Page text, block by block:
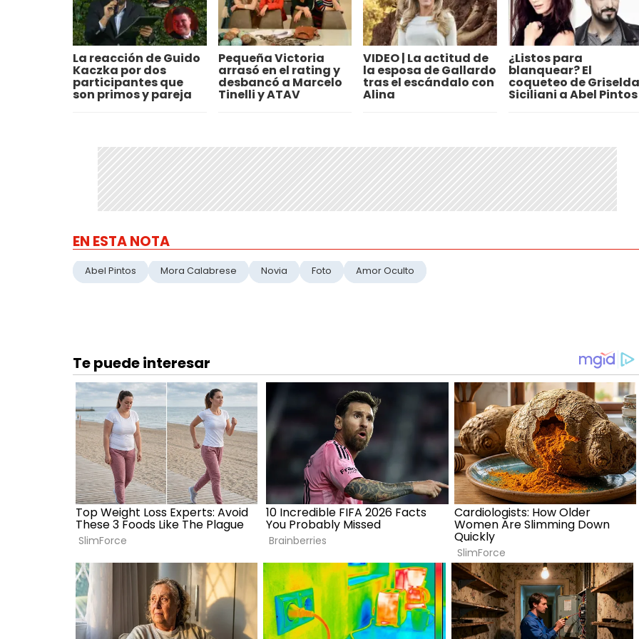
La reacción de Guido
Kaczka por dos
participantes que
son primos y pareja
Pequeña Victoria
arrasó en el rating y
desbancó a Marcelo
Tinelli y ATAV
VIDEO | La actitud de
la esposa de Gallardo
tras el escándalo con
Alina
¿Listos para
blanquear? El
coqueteo de Griselda
Siciliani a Abel Pintos
EN ESTA NOTA
Abel Pintos Mora Calabrese Novia Foto Amor Oculto